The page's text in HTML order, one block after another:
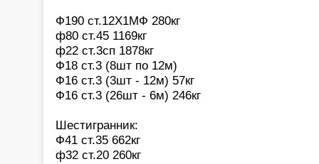
Ф190 ст.12Х1МФ 280кг
ф80 ст.45 1169кг
ф22 ст.3сп 1878кг
Ф18 ст.3 (8шт по 12м)
Ф16 ст.3 (3шт - 12м) 57кг
Ф16 ст.3 (26шт - 6м) 246кг
Шестигранник:
Ф41 ст.35 662кг
ф32 ст.20 260кг